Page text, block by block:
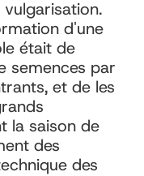
d'une
était de
semences par
et de les
la saison de
des
des